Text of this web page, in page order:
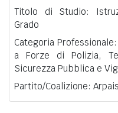
Titolo di Studio:
Grado
Categoria
a Forze di Polizia,
Sicurezza Pubblica e
Partito/Coalizione: